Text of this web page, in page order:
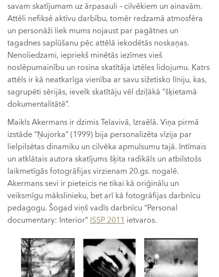
savam skatījumam uz ārpasauli – cilvēkiem un ainavām.
Attēli nefiksē aktīvu darbību, tomēr redzamā atmosfēra
un personāži liek mums nojaust par pagātnes un
tagadnes saplūšanu pēc attēlā iekodētās noskaņas.
Nenoliedzami, iepriekš minētās iezīmes vieš
noslēpumainību un rosina skatītāja iztēles lidojumu. Katrs
attēls ir kā neatkarīga vienība ar savu sižetisko līniju, kas,
sagrupēti sērijās, ievelk skatītāju vēl dziļākā “šķietamā
dokumentalitātē”.
Maikls Akermans ir dzimis Telavivā, Izraēlā. Viņa pirmā
izstāde “Ņujorka” (1999) bija personalizēta vīzija par
lielpilsētas dinamiku un cilvēka apmulsumu tajā. Intīmais
un atklātais autora skatījums šķita radikāls un atbilstošs
laikmetīgās fotogrāfijas virzienam 20.gs. nogalē.
Akermans sevi ir pieteicis ne tikai kā oriģinālu un
veiksmīgu mākslinieku, bet arī kā fotogrāfijas darbnīcu
pedagogu. Šogad viņš vadīs darbnīcu “Personal
documentary: Interior”ISSP 2011 ietvaros.